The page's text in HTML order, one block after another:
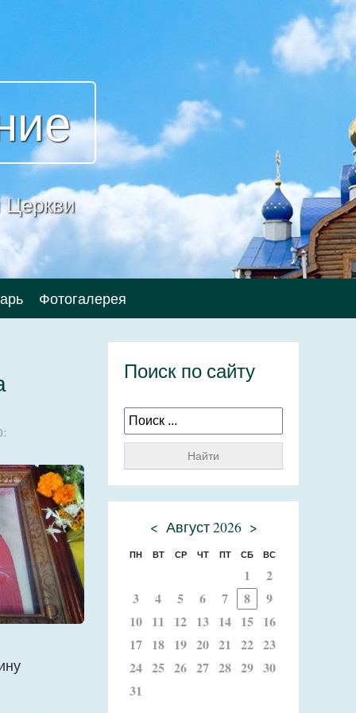
Церкви
Фотогалерея
Поиск по сайту
Найти
< Август 2026 >
ПН ВТ СР ЧТ ПТ СБ ВС
1
2
3
4 5 6 7 8
9
10 11 12 13 14 15 16
17 18 19 20 21 22 23
24 25 26 27 28 29 30
31